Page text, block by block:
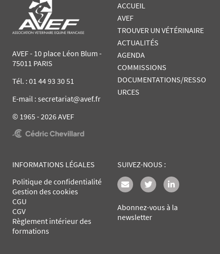
AVEF - 10 place Léon Blum -
75011 PARIS
Tél. : 01 44 93 30 51
E-mail : secretariat@avef.fr
© 1965 - 2026 AVEF
ACCUEIL
AVEF
TROUVER UN VÉTÉRINAIRE
ACTUALITÉS
AGENDA
COMMISSIONS
DOCUMENTATIONS/RESSO
URCES
INFORMATIONS LÉGALES
Politique de confidentialité
Gestion des cookies
CGU
CGV
Règlement intérieur des
formations
SUIVEZ-NOUS :
Abonnez-vous à la
newsletter